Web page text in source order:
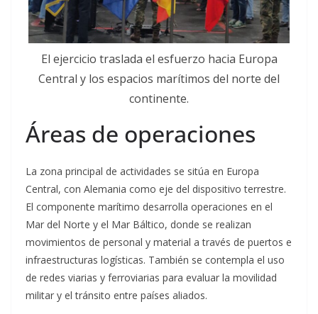
El ejercicio traslada el esfuerzo hacia Europa
Central y los espacios marítimos del norte del
continente.
Áreas de operaciones
La zona principal de actividades se sitúa en Europa
Central, con Alemania como eje del dispositivo terrestre.
El componente marítimo desarrolla operaciones en el
Mar del Norte y el Mar Báltico, donde se realizan
movimientos de personal y material a través de puertos e
infraestructuras logísticas. También se contempla el uso
de redes viarias y ferroviarias para evaluar la movilidad
militar y el tránsito entre países aliados.